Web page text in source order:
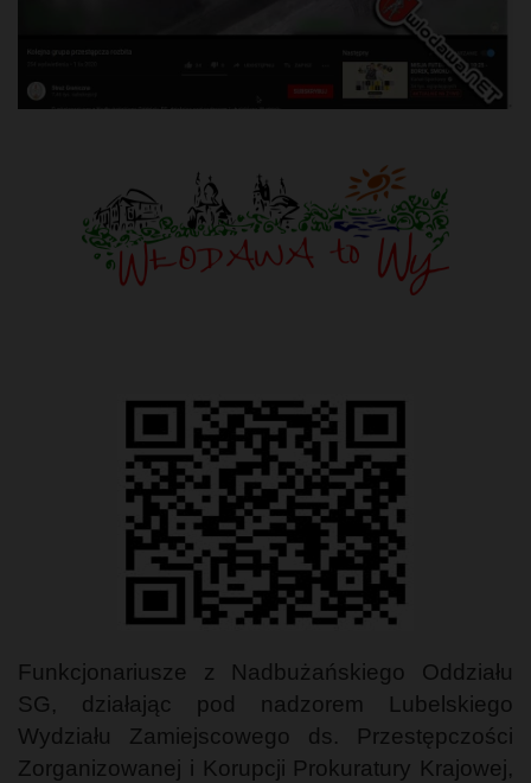
Funkcjonariusze z Nadbużańskiego Oddziału
SG, działając pod nadzorem Lubelskiego
Wydziału Zamiejscowego ds. Przestępczości
Zorganizowanej i Korupcji Prokuratury Krajowej,